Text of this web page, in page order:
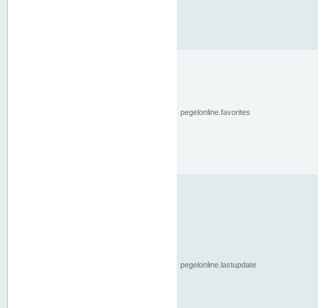
pegelonline.favorites
pegelonline.lastupdate